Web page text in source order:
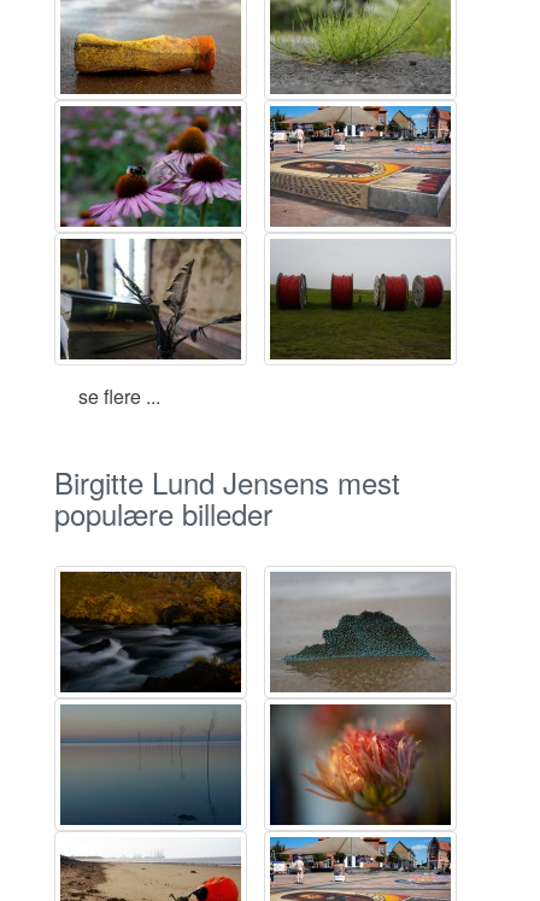
se flere ...
Birgitte Lund Jensens mest
populære billeder